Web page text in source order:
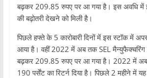
बढ़कर 209.85 रुपए पर आ गया है। इस अवधि में
की बढ़ोतरी देखने को मिली है।
पिछले हफ्ते के 5 कारोबारी दिनों में इस स्टॉक में
आया है। वहीं 2022 में अब तक SEL
बढ़कर 209.85 रुपए पर आ गया है। 2022 में
190 पर्सेंट का रिटर्न दिया है। पिछले 2 महीने में